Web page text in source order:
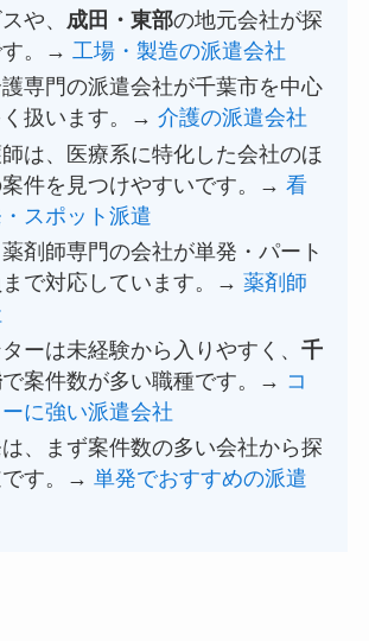
や、 成田・東部の地元会社が探
す。→工場・製造の派遣会社
専門の派遣会社が千葉市を中心
く扱います。→介護の派遣会社
は、医療系に特化した会社のほ
案件を見つけやすいです。→看
スポット派遣
剤師専門の会社が単発・パート
まで対応しています。→薬剤師
ーは未経験から入りやすく、千
で案件数が多い職種です。→ コ
に強い派遣会社
、まず案件数の多い会社から探
です。→単発でおすすめの派遣